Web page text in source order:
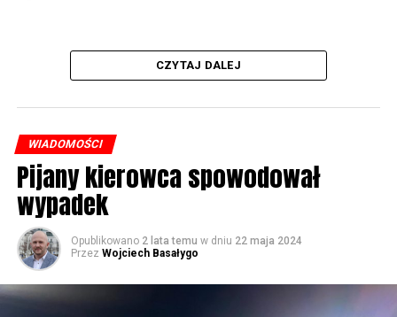
Projektów Interreg VI A – Kultura i zrównoważona
turystyka.
(Niemcy), Biblioteka Publiczna Gminy Wolin, Parafia
Rzymskokatolicka w Wolinie
59776 odsłon
CZYTAJ DALEJ
WIADOMOŚCI
Pijany kierowca spowodował
wypadek
Opublikowano 2 lata temu w dniu 22 maja 2024
Przez Wojciech Basałygo